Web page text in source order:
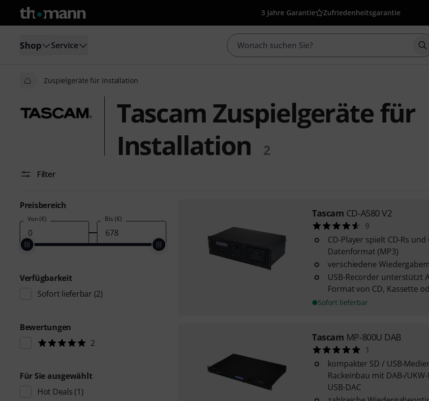
3 Jahre Garantie Zufriedenheitsgarantie
Shop Service
Zuspielgeräte für Installation
Tascam Zuspielgeräte für
Installation
2
Filter
Preisbereich
Von (€) Bis (€)
Verfügbarkeit
Sofort lieferbar (2)
Bewertungen
2
Für Sie ausgewählt
Hot Deals (1)
Tascam CD-A580 V2
9
CD-Player spielt CD-Rs
Datenformat (MP3)
verschiedene
USB-Recorder unterstützt
Format von CD, Kassette
Sofort lieferbar
Tascam MP-800U DAB
1
kompakter SD / USB-
Rackeinbau mit DAB-/
USB-DAC